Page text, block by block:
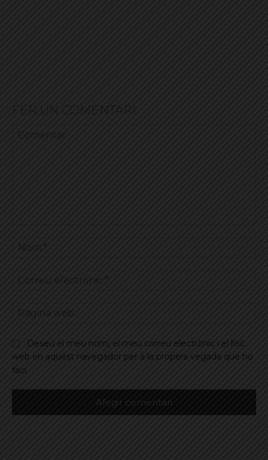
FER UN COMENTARI
Deseu el meu nom, el meu correu electrònic i el lloc
web en aquest navegador per a la propera vegada que ho
faci.